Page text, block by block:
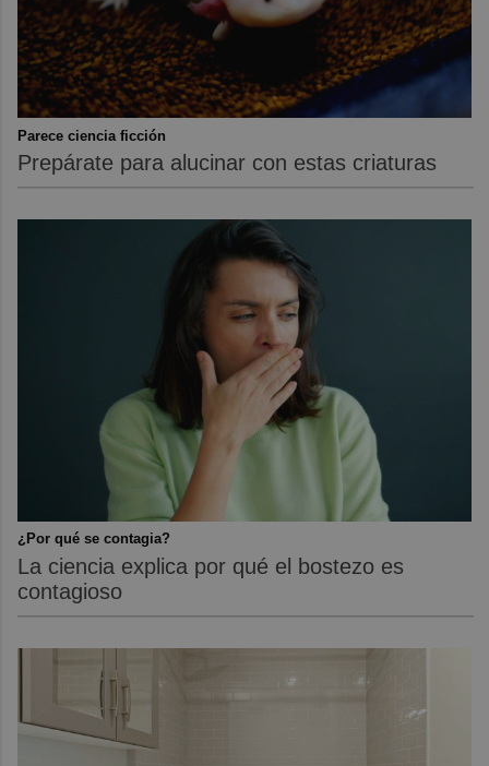
Parece ciencia ficción
Prepárate para alucinar con estas criaturas
¿Por qué se contagia?
La ciencia explica por qué el bostezo es
contagioso